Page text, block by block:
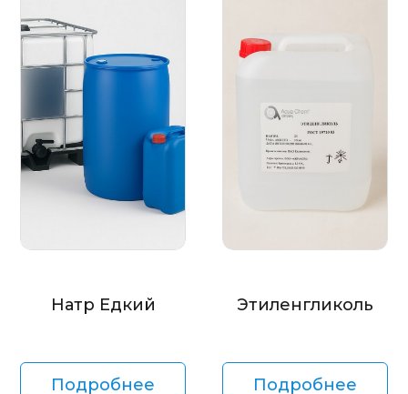
Натр Едкий
Подробнее
Этиленгликоль
Подробнее